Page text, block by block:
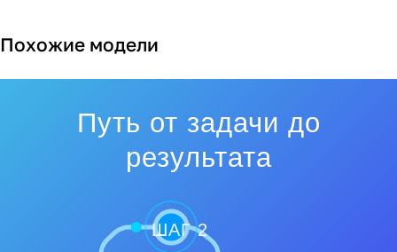
Похожие модели
Путь от задачи до
результата
ШАГ 2